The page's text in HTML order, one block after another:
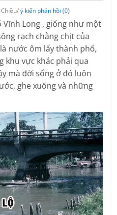
Chiều/ý kiến phản hồi (0)
Long , giống như một
rạch chằng chịt của
nước ôm lấy thành phố,
khu vực khác phải qua
mà đời sống ở đó luôn
ghe xuồng và những